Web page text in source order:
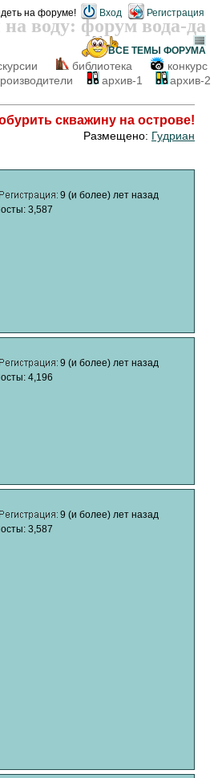
воду: форум вода-да
на форуме! Вход Регистрация
библиотека
конкурс
архив-1 архив-2
ВСЕ ТЕМЫ ФОРУМА
скважину на острове!
Размещено: Гудриан
9 (и более) лет назад
3,587
9 (и более) лет назад
4,196
9 (и более) лет назад
3,587